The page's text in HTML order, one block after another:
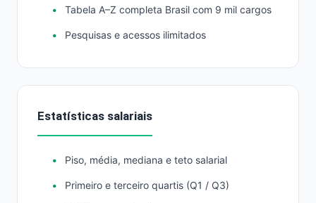
Tabela A–Z completa Brasil com 9 mil cargos
Pesquisas e acessos ilimitados
Estatísticas salariais
Piso, média, mediana e teto salarial
Primeiro e terceiro quartis (Q1 / Q3)